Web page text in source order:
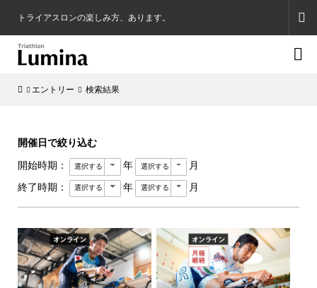
トライアスロンの楽しみ方、あります。

エントリー 検索結果
開催日で絞り込む
開始時期：
年
月
終了時期：
年 月